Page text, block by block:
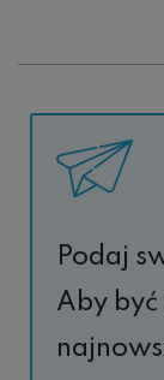
Podaj
Aby być